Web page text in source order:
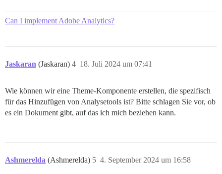
Can I implement Adobe Analytics?
Jaskaran (Jaskaran) 18. Juli 2024 um 07:41
4
Wie können wir eine Theme-Komponente erstellen, die spezifisch
für das Hinzufügen von Analysetools ist? Bitte schlagen Sie vor, ob
es ein Dokument gibt, auf das ich mich beziehen kann.
Ashmerelda (Ashmerelda) 4. September 2024 um 16:58
5